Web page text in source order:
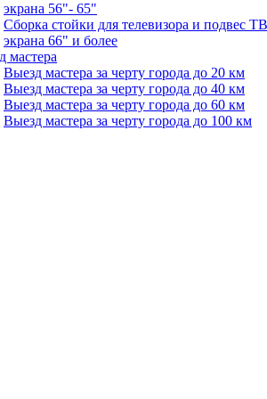
экрана 56"- 65"
Сборка стойки для телевизора и подвес
экрана 66" и более
мастера
Выезд мастера за черту города до 20 км
Выезд мастера за черту города до 40 км
Выезд мастера за черту города до 60 км
Выезд мастера за черту города до 100 км